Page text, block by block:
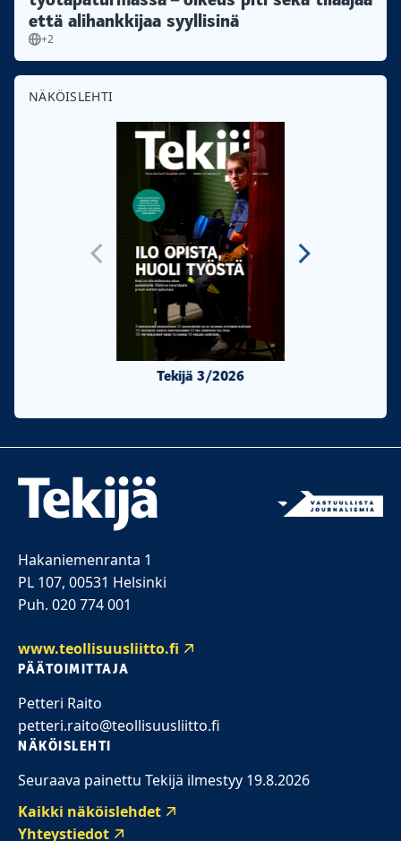
että alihankkijaa syyllisinä
+2
NÄKÖISLEHTI
Tekijä 3/2026
Hakaniemenranta 1
PL 107, 00531 Helsinki
Puh. 020 774 001
www.teollisuusliitto.fi
PÄÄTOIMITTAJA
Petteri Raito
petteri.raito@teollisuusliitto.fi
NÄKÖISLEHTI
Seuraava painettu Tekijä ilmestyy 19.8.2026
Kaikki näköislehdet
Yhteystiedot